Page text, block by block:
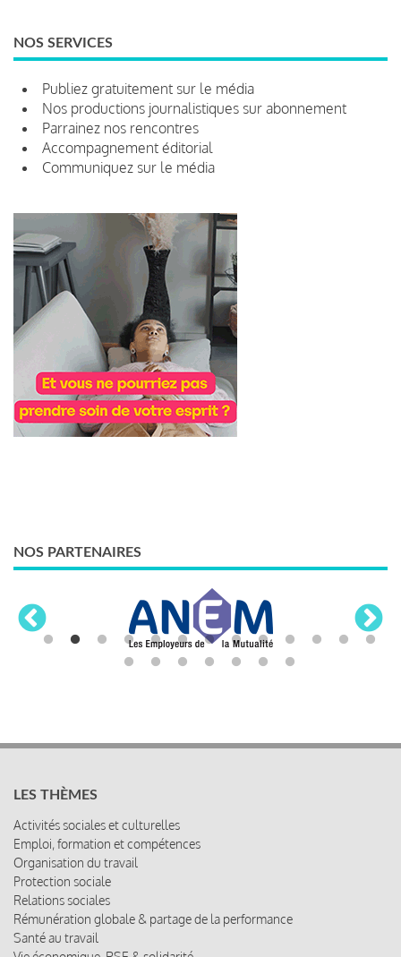
NOS SERVICES
Publiez gratuitement sur le média
Nos productions journalistiques sur abonnement
Parrainez nos rencontres
Accompagnement éditorial
Communiquez sur le média
NOS PARTENAIRES
LES THÈMES
Activités sociales et culturelles
Emploi, formation et compétences
Organisation du travail
Protection sociale
Relations sociales
Rémunération globale & partage de la performance
Santé au travail